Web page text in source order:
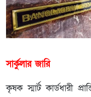
সার্কুলার জারি
কৃষক স্মার্ট কার্ডধারী